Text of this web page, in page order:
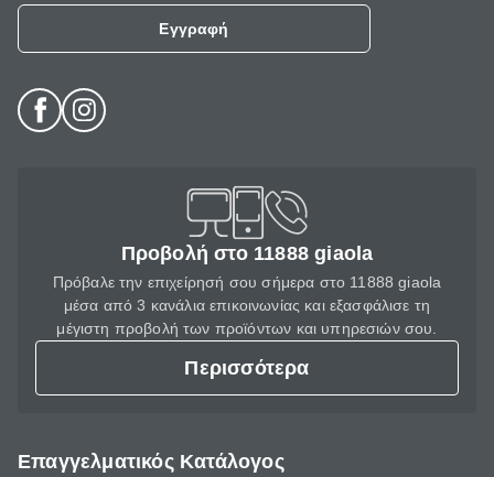
Εγγραφή
Προβολή στο 11888 giaola
Πρόβαλε την επιχείρησή σου σήμερα στο 11888 giaola
μέσα από 3 κανάλια επικοινωνίας και εξασφάλισε τη
μέγιστη προβολή των προϊόντων και υπηρεσιών σου.
Περισσότερα
Επαγγελματικός Κατάλογος